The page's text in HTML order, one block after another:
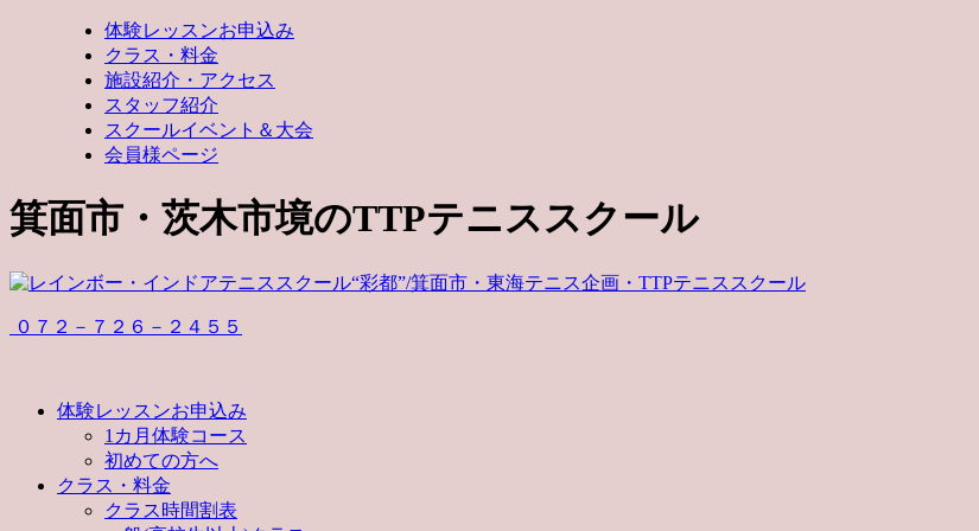
体験レッスンお申込み
クラス・料金
施設紹介・アクセス
スタッフ紹介
スクールイベント＆大会
会員様ページ
箕面市・茨木市境のTTPテニススクール
０７２－７２６－２４５５
体験レッスンお申込み
1カ月体験コース
初めての方へ
クラス・料金
クラス時間割表